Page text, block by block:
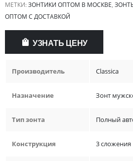
МЕТКИ:ЗОНТИКИ ОПТОМ В МОСКВЕ,
ОПТОМ С ДОСТАВКОЙ
УЗНАТЬ ЦЕНУ
Производитель Classica
Назначение Зонт
Тип зонта Полный
Конструкция 3 сложения